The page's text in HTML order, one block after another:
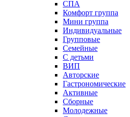
СПА
Комфорт группа
Мини группа
Индивидуальные
Групповые
Семейные
С детьми
ВИП
Авторские
Гастрономические
Активные
Сборные
Молодежные